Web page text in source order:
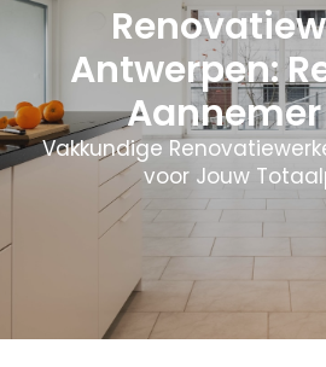
Antwerpen:
Aannemer
Vakkundige
voor Jouw